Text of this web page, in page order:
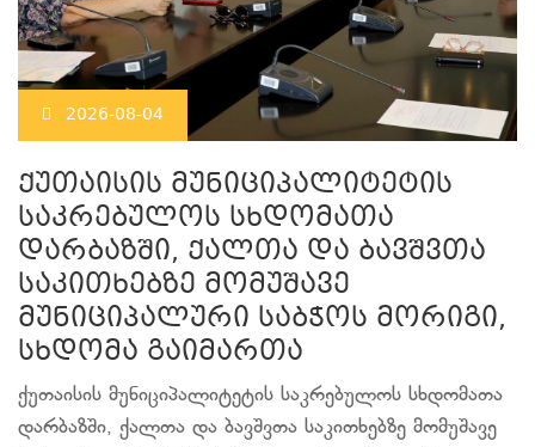
2026-08-04
ქუთაისის მუნიციპალიტეტის
საკრებულოს სხდომათა
დარბაზში, ქალთა და ბავშვთა
საკითხებზე მომუშავე
მუნიციპალური საბჭოს მორიგი,
სხდომა გაიმართა
ქუთაისის მუნიციპალიტეტის საკრებულოს სხდომათა
დარბაზში, ქალთა და ბავშვთა საკითხებზე მომუშავე